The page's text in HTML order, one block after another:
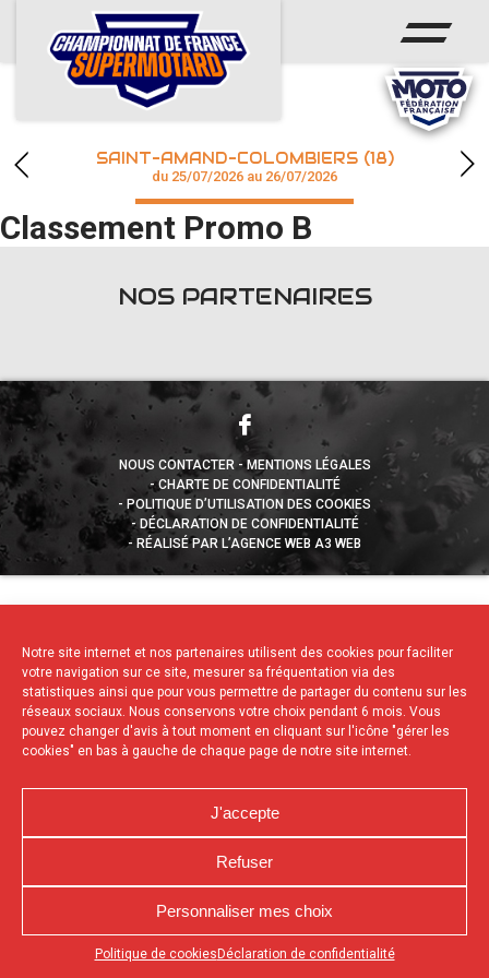
Notre site internet et nos partenaires utilisent des cookies pour faciliter
votre navigation sur ce site, mesurer sa fréquentation via des
statistiques ainsi que pour vous permettre de partager du contenu sur les
réseaux sociaux. Nous conservons votre choix pendant 6 mois. Vous
pouvez changer d'avis à tout moment en cliquant sur l'icône "gérer les
cookies" en bas à gauche de chaque page de notre site internet.
J'accepte
Refuser
Personnaliser mes choix
Politique de cookies Déclaration de confidentialité
Appuyez sur le bouton partager en bas de votre
ACCUEIL
ACTUS
CALENDRIER
CHAMPIONNAT
RÉSULTATS
SAINT-AMAND-COLOMBIERS (18)
du 25/07/2026 au 26/07/2026
Classement Promo B
NOS PARTENAIRES
NOUS CONTACTER
MENTIONS LÉGALES
CHARTE DE CONFIDENTIALITÉ
POLITIQUE D’UTILISATION DES COOKIES
DÉCLARATION DE CONFIDENTIALITÉ
RÉALISÉ PAR L’AGENCE WEB A3 WEB